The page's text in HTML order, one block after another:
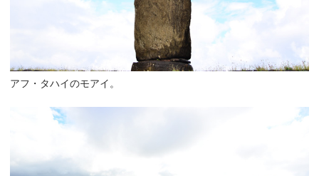
アフ・タハイのモアイ。